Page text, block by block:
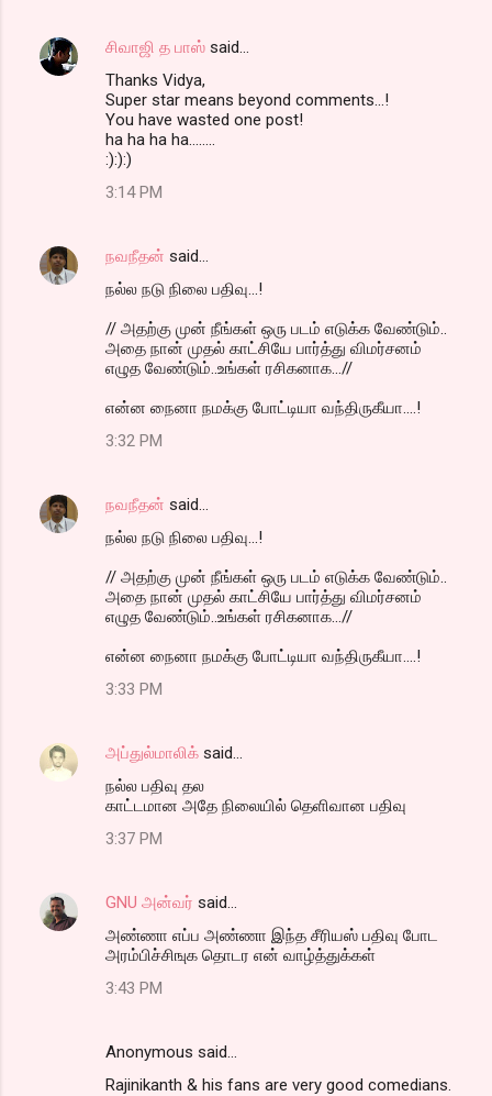
சிவாஜி த பாஸ் said…
Thanks Vidya,
Super star means beyond comments...!
You have wasted one post!
ha ha ha ha........
:):):)
3:14 PM
நவநீதன் said…
நல்ல நடு நிலை பதிவு...!
// அதற்கு முன் நீங்கள் ஒரு படம் எடுக்க வேண்டும்..
அதை நான் முதல் காட்சியே பார்த்து விமர்சனம்
எழுத வேண்டும்..உங்கள் ரசிகனாக...//
என்ன நைனா நமக்கு போட்டியா வந்திருகீயா....!
3:32 PM
நவநீதன் said…
நல்ல நடு நிலை பதிவு...!
// அதற்கு முன் நீங்கள் ஒரு படம் எடுக்க வேண்டும்..
அதை நான் முதல் காட்சியே பார்த்து விமர்சனம்
எழுத வேண்டும்..உங்கள் ரசிகனாக...//
என்ன நைனா நமக்கு போட்டியா வந்திருகீயா....!
3:33 PM
அப்துல்மாலிக் said…
நல்ல பதிவு தல‌
காட்டமான அதே நிலையில் தெளிவான பதிவு
3:37 PM
GNU அன்வர் said…
அண்ணா எப்ப அண்ணா இந்த சீரியஸ் பதிவு போட
அரம்பிச்சிஙுக தொடர என் வாழ்த்துக்கள்
3:43 PM
Anonymous said…
Rajinikanth & his fans are very good comedians.